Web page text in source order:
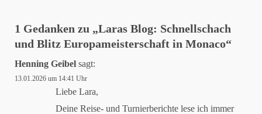
1 Gedanken zu „Laras Blog: Schnellschach
und Blitz Europameisterschaft in Monaco“
Henning Geibel sagt:
13.01.2026 um 14:41 Uhr
Liebe Lara,
Deine Reise- und Turnierberichte lese ich immer